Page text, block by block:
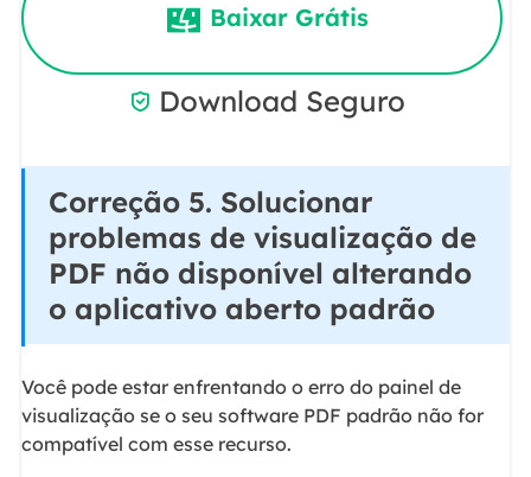
Baixar Grátis
 Download Seguro
Correção 5. Solucionar
problemas de visualização de
PDF não disponível alterando
o aplicativo aberto padrão
Você pode estar enfrentando o erro do painel de
visualização se o seu software PDF padrão não for
compatível com esse recurso.